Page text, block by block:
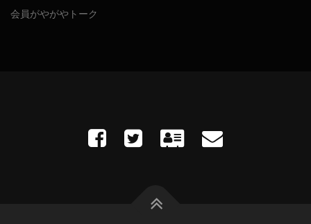
会員がやがやトーク